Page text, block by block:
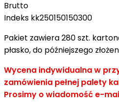
Brutto
Indeks kk250150150300
Pakiet zawiera 280 szt.
płasko, do późniejszego
Wycena indywidualna w
zamówienia pełnej palety
Prosimy o wiadomość e-